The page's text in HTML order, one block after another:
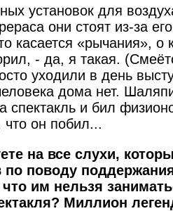
установок для
они стоят из-за
касается «рычания», о
- да, я такая.
уходили в день
дома нет.
спектакль и бил
что он побил...
на все слухи,
по поводу
им нельзя
Миллион